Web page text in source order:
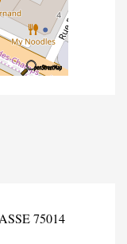
75014